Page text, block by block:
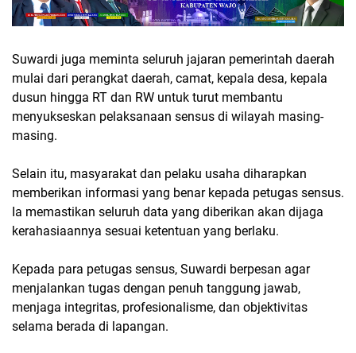
Suwardi juga meminta seluruh jajaran pemerintah daerah
mulai dari perangkat daerah, camat, kepala desa, kepala
dusun hingga RT dan RW untuk turut membantu
menyukseskan pelaksanaan sensus di wilayah masing-
masing.
Selain itu, masyarakat dan pelaku usaha diharapkan
memberikan informasi yang benar kepada petugas sensus.
Ia memastikan seluruh data yang diberikan akan dijaga
kerahasiaannya sesuai ketentuan yang berlaku.
Kepada para petugas sensus, Suwardi berpesan agar
menjalankan tugas dengan penuh tanggung jawab,
menjaga integritas, profesionalisme, dan objektivitas
selama berada di lapangan.